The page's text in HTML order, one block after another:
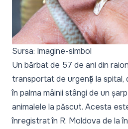
Sursa: Imagine-simbol
Un bărbat de 57 de ani din
transportat de urgență la
în palma mâinii stângi de un
animalele la păscut. Acesta
înregistrat în R. Moldova de la